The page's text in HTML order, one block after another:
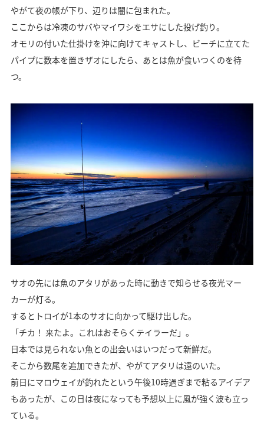
やがて夜の帳が下り、辺りは闇に包まれた。
ここからは冷凍のサバやマイワシをエサにした投げ釣り。
オモリの付いた仕掛けを沖に向けてキャストし、ビーチに立てた
パイプに数本を置きザオにしたら、あとは魚が食いつくのを待
つ。
サオの先には魚のアタリがあった時に動きで知らせる夜光マー
カーが灯る。
するとトロイが1本のサオに向かって駆け出した。
「チカ！ 来たよ。これはおそらくテイラーだ」。
日本では見られない魚との出会いはいつだって新鮮だ。
そこから数尾を追加できたが、やがてアタリは遠のいた。
前日にマロウェイが釣れたという午後10時過ぎまで粘るアイデア
もあったが、この日は夜になっても予想以上に風が強く波も立っ
ている。